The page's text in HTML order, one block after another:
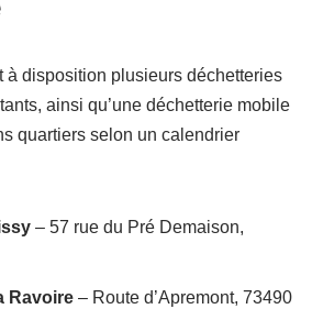
à disposition plusieurs déchetteries
ainsi qu’une déchetterie mobile
quartiers selon un calendrier
– 57 rue du Pré Demaison,
Ravoire – Route d’Apremont, 73490